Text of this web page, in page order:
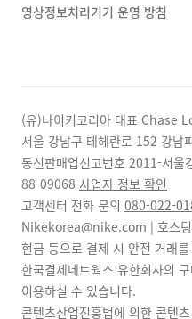
영상정보처리기기 운영 방침
(유)나이키코리아 대표 Chase
서울 강남구 테헤란로 152 강남
통신판매업신고번호 2011-서울
88-09068 사업자 정보 확인
고객센터 전화 문의 080-022-
Nikekorea@nike.com | 호스팅
현금 등으로 결제 시 안전 거래
한국결제네트웍스 유한회사의
이용하실 수 있습니다.
콘텐츠산업진흥법에 의한 콘텐